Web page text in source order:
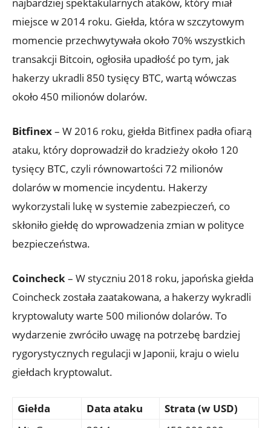
‌najbardziej spektakularnych ataków, który miał
⁣miejsce w 2014 roku. Giełda, która w szczytowym​
momencie przechwytywała około 70% wszystkich‌
transakcji ‌Bitcoin, ogłosiła‌ upadłość po tym, jak
hakerzy ukradli 850 ⁤tysięcy⁢ BTC, ‌wartą ​wówczas
⁣około 450 milionów dolarów.
Bitfinex– W 2016 roku, giełda Bitfinex ⁤padła‌ ofiarą
ataku, który doprowadził do kradzieży⁢ około ‌120
tysięcy BTC, czyli ‌równowartości 72 milionów
dolarów w momencie‌ incydentu. Hakerzy​
wykorzystali lukę w‍ systemie zabezpieczeń, co‌
skłoniło ⁤giełdę do wprowadzenia zmian w​ polityce
bezpieczeństwa.
Coincheck– W styczniu 2018 roku, japońska ‌giełda
Coincheck została zaatakowana, a hakerzy wykradli
kryptowaluty warte 500 ⁣milionów ​dolarów. To
wydarzenie zwróciło‌ uwagę na potrzebę bardziej
rygorystycznych regulacji ‍w Japonii, kraju⁤ o⁣ wielu
giełdach ⁣kryptowalut.
Giełda Data⁣ ataku
Strata⁣ (w USD)